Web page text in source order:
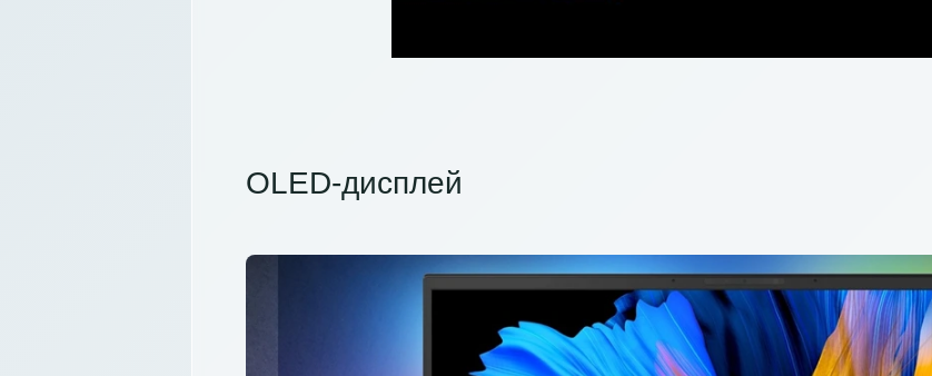
OLED-дисплей